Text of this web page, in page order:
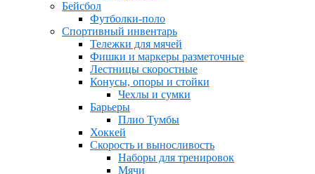
Бейсбол
Футболки-поло
Спортивный инвентарь
Тележки для мячей
Фишки и маркеры разметочные
Лестницы скоростные
Конусы, опоры и стойки
Чехлы и сумки
Барьеры
Плио Тумбы
Хоккей
Скорость и выносливость
Наборы для тренировок
Мячи